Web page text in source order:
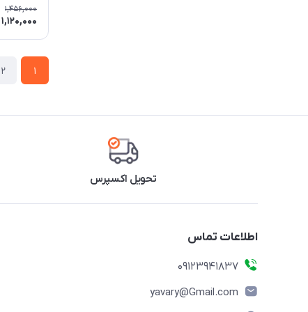
1,456,000
1,120,000
1
2
تحویل اکسپرس
اطلاعات تماس
09123941837
yavary@Gmail.com